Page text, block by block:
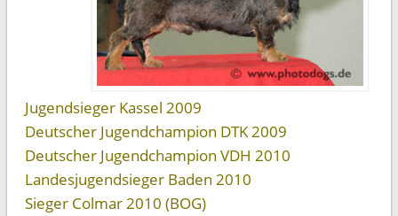
Jugendsieger Kassel 2009
Deutscher Jugendchampion DTK 2009
Deutscher Jugendchampion VDH 2010
Landesjugendsieger Baden 2010
Sieger Colmar 2010 (BOG)